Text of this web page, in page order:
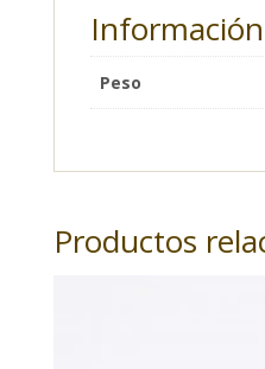
Peso
Productos